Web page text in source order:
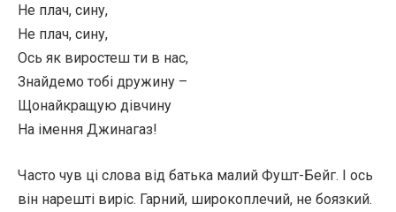
Не плач, сину,
Не плач, сину,
Ось як виростеш ти в нас,
Знайдемо тобі дружину –
Щонайкращую дівчину
На імення Джинагаз!
Часто чув ці слова від батька малий Фушт-Бейг. І ось
він нарешті виріс. Гарний, широкоплечий, не боязкий.